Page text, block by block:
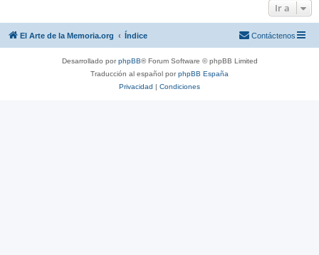
Ir a
El Arte de la Memoria.org Índice Contáctenos
Desarrollado porphpBB® Forum Software © phpBB Limited
Traducción al español porphpBB España
Privacidad | Condiciones